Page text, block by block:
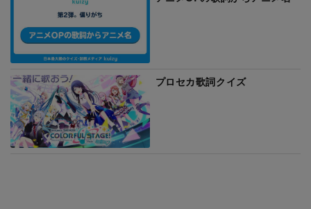
プロセカ歌詞クイズ